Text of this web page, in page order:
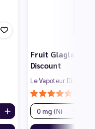
Fruit Glagla 10
Discount
Le Vapoteur Discount